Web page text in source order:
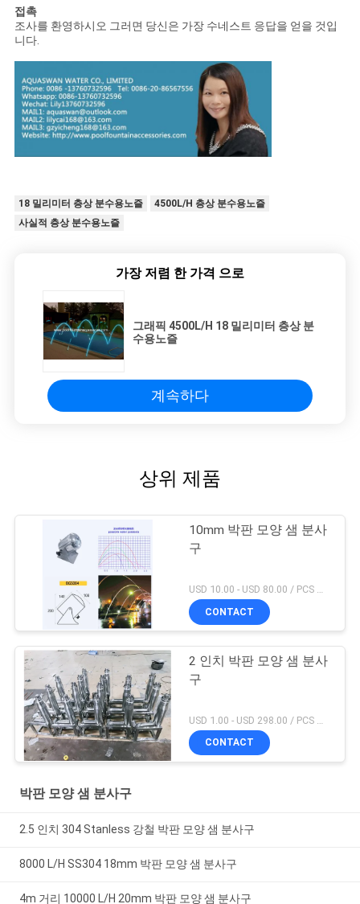
접촉
조사를 환영하시오 그러면 당신은 가장 수네스트 응답을 얻을 것입
니다.
18 밀리미터 층상 분수용노즐
4500L/H 층상 분수용노즐
사실적 층상 분수용노즐
가장 저렴 한 가격 으로
그래픽 4500L/H 18 밀리미터 층상 분
수용노즐
계속하다
상위 제품
10mm 박판 모양 샘 분사
구
CONTACT
2 인치 박판 모양 샘 분사
구
CONTACT
박판 모양 샘 분사구
2.5 인치 304 Stanless 강철 박판 모양 샘 분사구
8000 L/H SS304 18mm 박판 모양 샘 분사구
4m 거리 10000 L/H 20mm 박판 모양 샘 분사구